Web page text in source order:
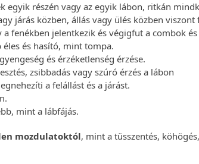
egyik részén vagy az egyik lábon, ritkán
járás közben, állás vagy ülés közben viszont
fenékben jelentkezik és végigfut a combok
és hasító, mint tompa.
és érzéketlenség érzése.
zsibbadás vagy szúró érzés a lábon
a felállást és a járást.
mint a lábfájás.
mozdulatoktól, mint a tüsszentés,